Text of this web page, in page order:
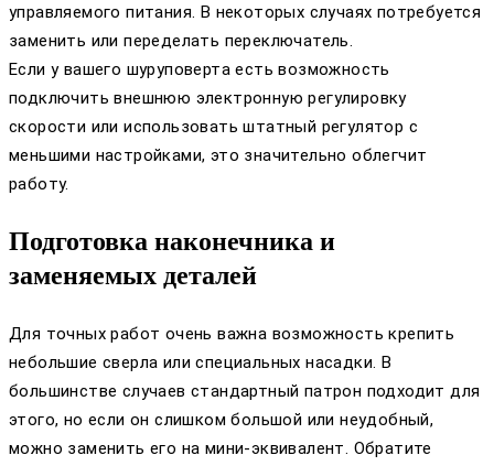
управляемого питания. В некоторых случаях потребуется
заменить или переделать переключатель.
Если у вашего шуруповерта есть возможность
подключить внешнюю электронную регулировку
скорости или использовать штатный регулятор с
меньшими настройками, это значительно облегчит
работу.
Подготовка наконечника и
заменяемых деталей
Для точных работ очень важна возможность крепить
небольшие сверла или специальных насадки. В
большинстве случаев стандартный патрон подходит для
этого, но если он слишком большой или неудобный,
можно заменить его на мини-эквивалент. Обратите